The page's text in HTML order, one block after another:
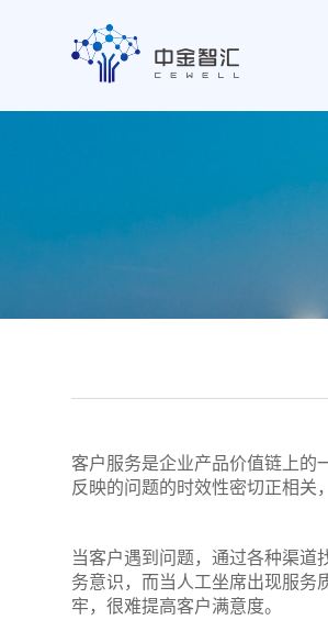
客户服务是企业产品价值链上
反映的问题的时效性密切正相关
当客户遇到问题，通过各种渠
务意识，而当人工坐席出现服
牢，很难提高客户满意度。